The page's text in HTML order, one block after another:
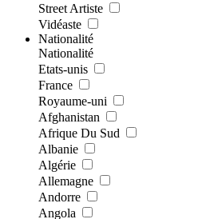
Street Artiste
Vidéaste
Nationalité
Nationalité
Etats-unis
France
Royaume-uni
Afghanistan
Afrique Du Sud
Albanie
Algérie
Allemagne
Andorre
Angola